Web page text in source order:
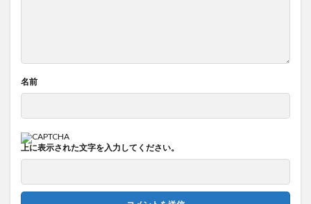
名前
上に表示された文字を入力してください。